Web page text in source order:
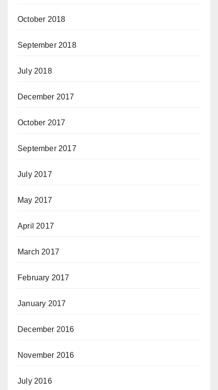
October 2018
September 2018
July 2018
December 2017
October 2017
September 2017
July 2017
May 2017
April 2017
March 2017
February 2017
January 2017
December 2016
November 2016
July 2016